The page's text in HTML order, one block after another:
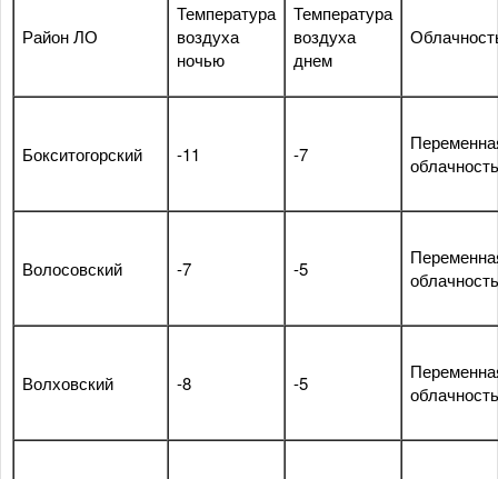
Район ЛО
Температура
воздуха
ночью
Температура
воздуха
днем
Бокситогорский -11 -7
облачность
Волосовский -7 -5
облачность
Волховский -8 -5
облачность